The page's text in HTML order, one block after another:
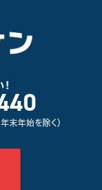
末年始を除く）